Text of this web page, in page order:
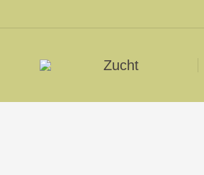
Zucht